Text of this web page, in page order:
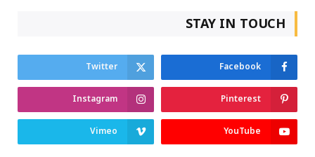
STAY IN TOUCH
Facebook
Twitter
Pinterest
Instagram
YouTube
Vimeo